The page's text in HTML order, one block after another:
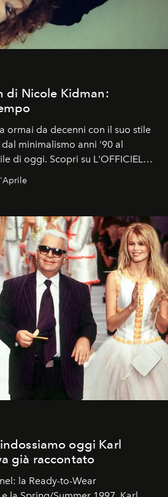
di Nicole Kidman:
ormai da decenni con il suo stile
minimalismo anni '90 al
di oggi. Scopri su L'OFFICIEL
oggi Karl
già raccontato
la Ready-to-Wear